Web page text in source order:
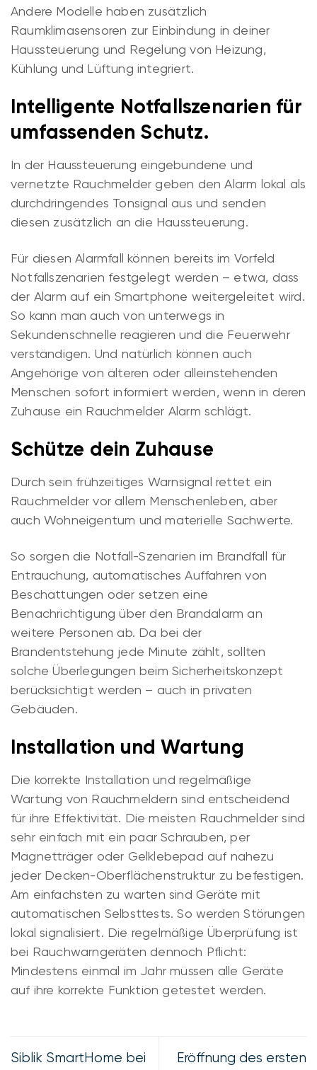
Andere Modelle haben zusätzlich
Raumklimasensoren zur Einbindung in deiner
Haussteuerung und Regelung von Heizung,
Kühlung und Lüftung integriert.
Intelligente Notfallszenarien für
umfassenden Schutz.
In der Haussteuerung eingebundene und
vernetzte Rauchmelder geben den Alarm lokal als
durchdringendes Tonsignal aus und senden
diesen zusätzlich an die Haussteuerung.
Für diesen Alarmfall können bereits im Vorfeld
Notfallszenarien festgelegt werden – etwa, dass
der Alarm auf ein Smartphone weitergeleitet wird.
So kann man auch von unterwegs in
Sekundenschnelle reagieren und die Feuerwehr
verständigen. Und natürlich können auch
Angehörige von älteren oder alleinstehenden
Menschen sofort informiert werden, wenn in deren
Zuhause ein Rauchmelder Alarm schlägt.
Schütze dein Zuhause
Durch sein frühzeitiges Warnsignal rettet ein
Rauchmelder vor allem Menschenleben, aber
auch Wohneigentum und materielle Sachwerte.
So sorgen die Notfall-Szenarien im Brandfall für
Entrauchung, automatisches Auffahren von
Beschattungen oder setzen eine
Benachrichtigung über den Brandalarm an
weitere Personen ab. Da bei der
Brandentstehung jede Minute zählt, sollten
solche Überlegungen beim Sicherheitskonzept
berücksichtigt werden – auch in privaten
Gebäuden.
Installation und Wartung
Die korrekte Installation und regelmäßige
Wartung von Rauchmeldern sind entscheidend
für ihre Effektivität. Die meisten Rauchmelder sind
sehr einfach mit ein paar Schrauben, per
Magnetträger oder Gelklebepad auf nahezu
jeder Decken-Oberflächenstruktur zu befestigen.
Am einfachsten zu warten sind Geräte mit
automatischen Selbsttests. So werden Störungen
lokal signalisiert. Die regelmäßige Überprüfung ist
bei Rauchwarngeräten dennoch Pflicht:
Mindestens einmal im Jahr müssen alle Geräte
auf ihre korrekte Funktion getestet werden.
Siblik SmartHome bei
Eröffnung des ersten